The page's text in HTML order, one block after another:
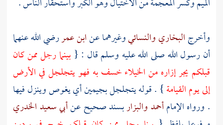
وأخرجالبخاريوالنسائيوغيرهما عنابن عمررضي الله عنهما
أن رسول الله صلى الله عليه وسلم قال : { بينما رجل ممن كان
قبلكم يجر إزاره من الخيلاء خسف به فهو يتجلجل في الأرض
إلى يوم القيامة} . قوله يتجلجل بجيمين أي يغوص وينزل فيها
. ورواه الإمامأحمدوالبزاربسند صحيح عنأبي سعيد الخدري